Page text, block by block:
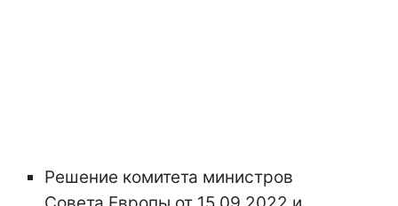
Решение комитета министров